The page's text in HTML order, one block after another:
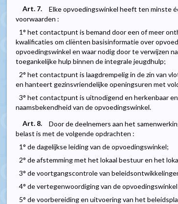
Art. 7.
Elke opvoedingswinkel heeft ten minste
voorwaarden :
1° het contactpunt is bemand door een of meer
kwalificaties om cliënten basisinformatie over
opvoedingswinkel en waar nodig door te verwijzen
toegankelijke hulp binnen de integrale jeugdhulp;
2° het contactpunt is laagdrempelig in de zin van
en hanteert gezinsvriendelijke openingsuren met
3° het contactpunt is uitnodigend en herkenbaar
naamsbekendheid van de opvoedingswinkel.
Art. 8.
Door de deelnemers aan het
belast is met de volgende opdrachten :
1° de dagelijkse leiding van de opvoedingswinkel;
2° de afstemming met het lokaal bestuur en het
3° de voortgangscontrole van
4° de vertegenwoordiging van de
5° de voorbereiding en uitvoering van het